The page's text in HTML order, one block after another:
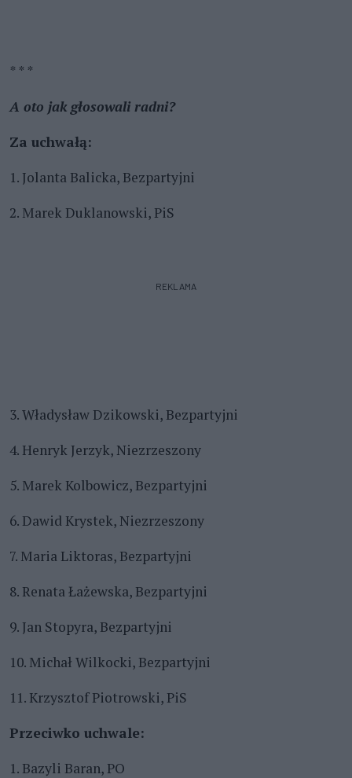
* * *
A oto jak głosowali radni?
Za uchwałą:
1. Jolanta Balicka, Bezpartyjni
2. Marek Duklanowski, PiS
REKLAMA
3. Władysław Dzikowski, Bezpartyjni
4. Henryk Jerzyk, Niezrzeszony
5. Marek Kolbowicz, Bezpartyjni
6. Dawid Krystek, Niezrzeszony
7. Maria Liktoras, Bezpartyjni
8. Renata Łażewska, Bezpartyjni
9. Jan Stopyra, Bezpartyjni
10. Michał Wilkocki, Bezpartyjni
11. Krzysztof Piotrowski, PiS
Przeciwko uchwale:
1. Bazyli Baran, PO